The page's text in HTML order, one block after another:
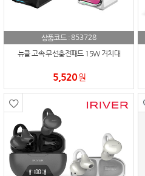
상품코드 :853728
뉴클 고속 무선충전패드 15W 거치대
5,520원